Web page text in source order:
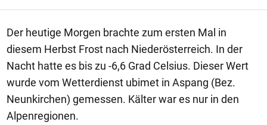
Der heutige Morgen brachte zum ersten Mal in
diesem Herbst Frost nach Niederösterreich. In der
Nacht hatte es bis zu -6,6 Grad Celsius. Dieser Wert
wurde vom Wetterdienst ubimet in Aspang (Bez.
Neunkirchen) gemessen. Kälter war es nur in den
Alpenregionen.